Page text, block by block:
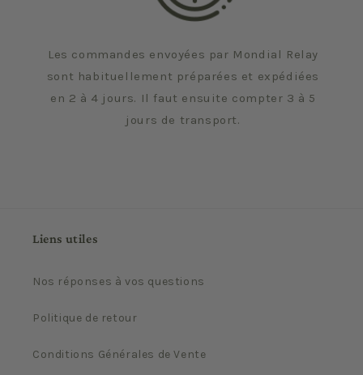
Les commandes envoyées par Mondial Relay
sont habituellement préparées et expédiées
en 2 à 4 jours. Il faut ensuite compter 3 à 5
jours de transport.
Liens utiles
Nos réponses à vos questions
Politique de retour
Conditions Générales de Vente